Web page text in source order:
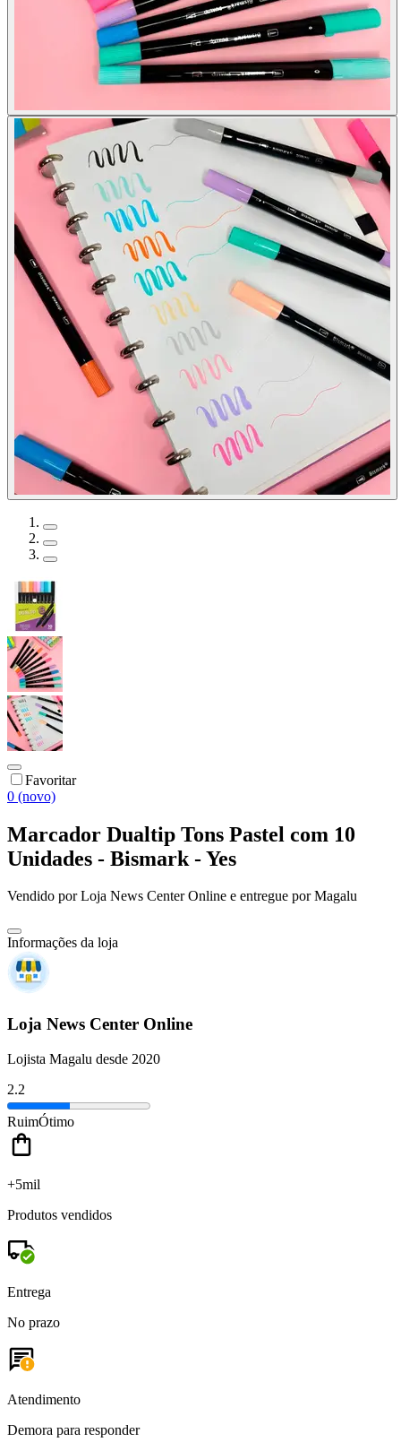
Favoritar
0 (novo)
Marcador Dualtip Tons Pastel com 10
Unidades - Bismark - Yes
Vendido porLoja News Center Online e entregue por Magalu
Informações da loja
Loja News Center Online
Lojista Magalu desde 2020
2.2
RuimÓtimo
+5mil
Produtos vendidos
Entrega
No prazo
Atendimento
Demora para responder